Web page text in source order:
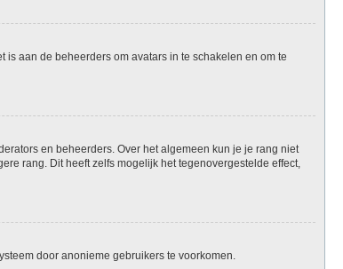
is aan de beheerders om avatars in te schakelen en om te
en beheerders. Over het algemeen kun je je rang niet
rang. Dit heeft zelfs mogelijk het tegenovergestelde effect,
door anonieme gebruikers te voorkomen.